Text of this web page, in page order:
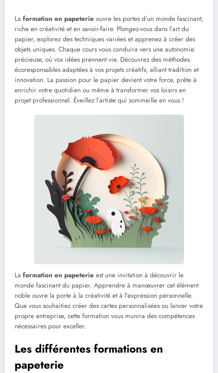
La formation en papeterie ouvre les portes d’un monde fascinant,
riche en créativité et en savoir-faire. Plongez-vous dans l’art du
papier, explorez des techniques variées et apprenez à créer des
objets uniques. Chaque cours vous conduira vers une autonomie
précieuse, où vos idées prennent vie. Découvrez des méthodes
écoresponsables adaptées à vos projets créatifs, alliant tradition et
innovation. La passion pour le papier devient votre force, prête à
enrichir votre quotidien ou même à transformer vos loisirs en
projet professionnel. Éveillez l’artiste qui sommeille en vous !
La formation en papeterie est une invitation à découvrir le
monde fascinant du papier. Apprendre à manœuvrer cet élément
noble ouvre la porte à la créativité et à l’expression personnelle.
Que vous souhaitiez créer des cartes personnalisées ou lancer votre
propre entreprise, cette formation vous munira des compétences
nécessaires pour exceller.
Les différentes formations en
papeterie